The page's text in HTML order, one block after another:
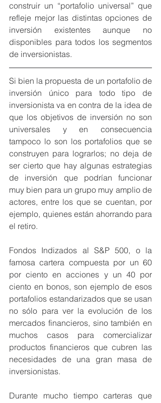
construir un “portafolio universal” que
refleje mejor las distintas opciones de
inversión existentes aunque no
disponibles para todos los segmentos
de inversionistas.
Si bien la propuesta de un portafolio de
inversión único para todo tipo de
inversionista va en contra de la idea de
que los objetivos de inversión no son
universales y en consecuencia
tampoco lo son los portafolios que se
construyen para lograrlos; no deja de
ser cierto que hay algunas estrategias
de inversión que podrían funcionar
muy bien para un grupo muy amplio de
actores, entre los que se cuentan, por
ejemplo, quienes están ahorrando para
el retiro.
Fondos Indizados al S&P 500, o la
famosa cartera compuesta por un 60
por ciento en acciones y un 40 por
ciento en bonos, son ejemplo de esos
portafolios estandarizados que se usan
no sólo para ver la evolución de los
mercados financieros, sino también en
muchos casos para comercializar
productos financieros que cubren las
necesidades de una gran masa de
inversionistas.
Durante mucho tiempo carteras que